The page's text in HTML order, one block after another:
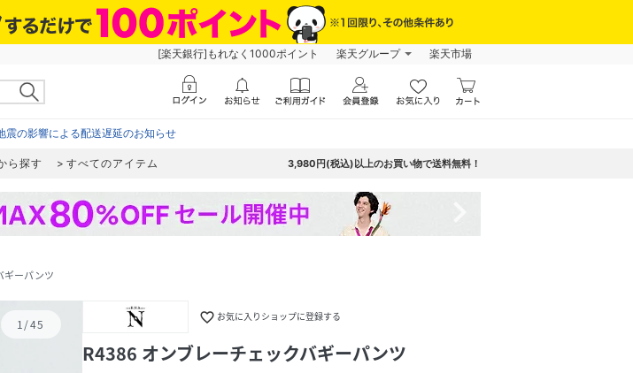
[楽天銀行]もれなく1000ポイント 楽天グループ 楽天市場
震の影響による配送遅延のお知らせ
ら探す すべてのアイテム 3,980円(税込)以上のお買い物で送料無料！
ギーパンツ
1/45 favorite_border お気に入りショップに登録する
R4386 オンブレーチェックバギーパンツ